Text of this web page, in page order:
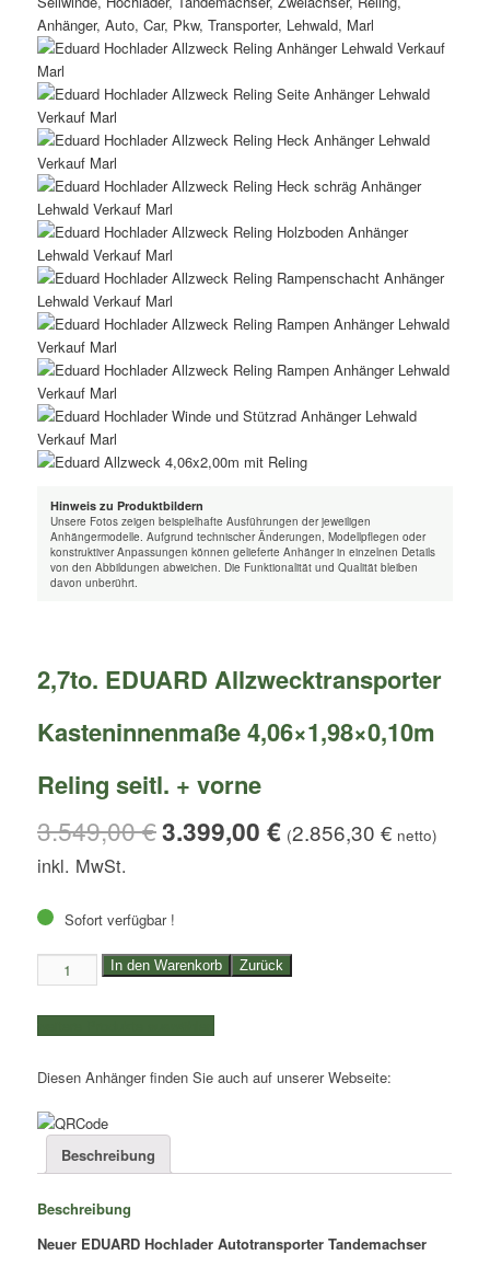
Hinweis zu Produktbildern
Unsere Fotos zeigen beispielhafte Ausführungen der jeweiligen
Anhängermodelle. Aufgrund technischer Änderungen, Modellpflegen oder
konstruktiver Anpassungen können gelieferte Anhänger in einzelnen Details
von den Abbildungen abweichen. Die Funktionalität und Qualität bleiben
davon unberührt.
2,7to. EDUARD Allzwecktransporter
Kasteninnenmaße 4,06×1,98×0,10m
Reling seitl. + vorne
3.549,00€3.399,00€ (2.856,30€ netto)
Sofort verfügbar !
2,7to.
EDUARD
Allzwecktransporter
|
4,06x1,98x0,10m
Reling
seitl.
+
Menge
In den Warenkorb Zurück
Diesen Anhänger finden Sie auch auf unserer Webseite:
Beschreibung
Beschreibung
Neuer EDUARD Hochlader Autotransporter Tandemachser